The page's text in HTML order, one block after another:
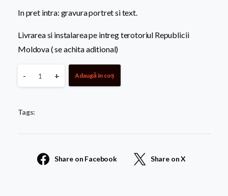
In pret intra: gravura portret si text.
Livrarea si instalarea pe intreg terotoriul Republicii
Moldova ( se achita aditional)
Monument
negru
1042
- + Adaugă în coș
Tags:
Share on Facebook Share on X